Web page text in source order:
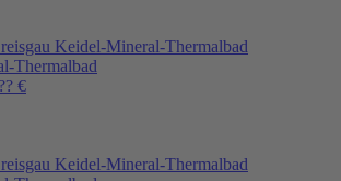
Keidel-Mineral-Thermalbad
Thermalbad
€
Keidel-Mineral-Thermalbad